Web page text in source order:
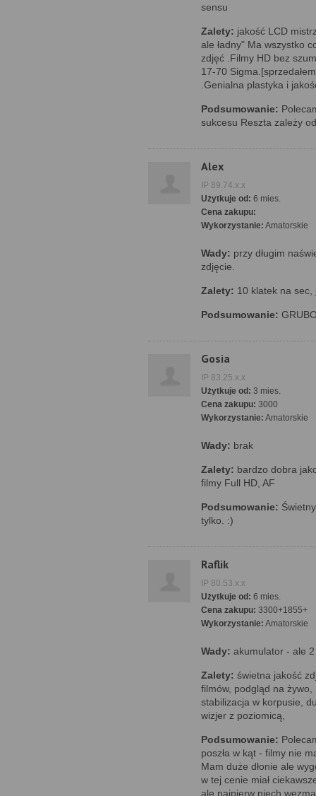
sensu
Zalety: jakość LCD
ale ładny" Ma wszystko
zdjęć .Filmy HD bez
17-70
.Genialna plastyka i
Podsumowanie:
sukcesu Reszta zależy
Alex
IP 89.74.x.x
Użytkuje od: 6 mies.
Cena zakupu:
Wykorzystanie: Amatorskie
Wady: przy długim
zdjęcie.
Zalety: 10 klatek na sec,
Podsumowanie:
Gosia
IP 83.25.x.x
Użytkuje od: 3 mies.
Cena zakupu: 3000
Wykorzystanie: Amatorskie
Wady: brak
Zalety: bardzo dobra
filmy Full HD, AF
Podsumowanie:
tylko. :)
Raflik
IP 80.53.x.x
Użytkuje od: 6 mies.
Cena zakupu: 3300+1855+
Wykorzystanie: Amatorskie
Wady: akumulator - ale
Zalety: świetna jakość
filmów, podgląd na
stabilizacja w korpusie,
wizjer z poziomicą,
Podsumowanie:
poszła w kąt - filmy nie
Mam duże dłonie ale
w tej cenie miał
ale najpierw niech